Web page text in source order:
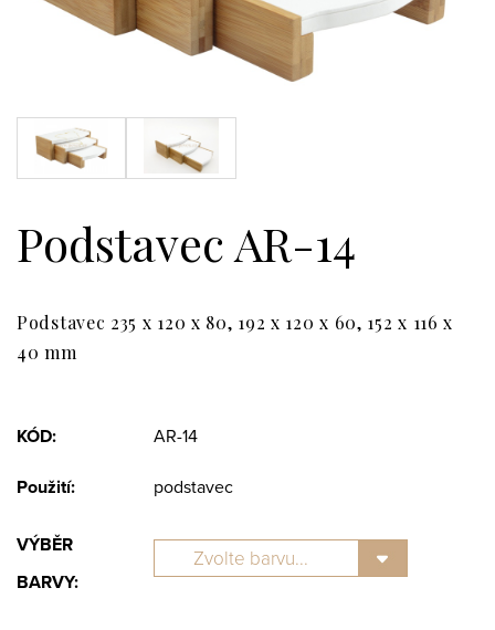
Podstavec AR-14
Podstavec 235 x 120 x 80, 192 x 120 x 60, 152 x 116 x
40 mm
KÓD: AR-14
Použití: podstavec
VÝBĚR
BARVY: